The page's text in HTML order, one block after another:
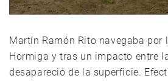
Martín Ramón Rito navegaba por
Hormiga y tras un impacto entre
desapareció de la superficie.